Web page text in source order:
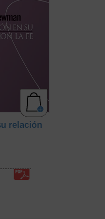
Para ello
relación